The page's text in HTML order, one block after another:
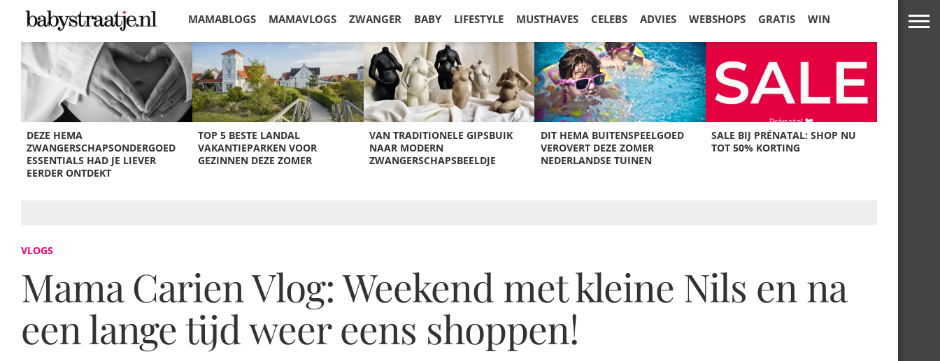
MAMABLOGS MAMAVLOGS ZWANGER BABY LIFESTYLE MUSTHAVES CELEBS ADVIES WEBSHOPS GRATIS WIN
KORTINGEN
DEZE HEMA
ZWANGERSCHAPSONDERGOED
ESSENTIALS HAD JE LIEVER
EERDER ONTDEKT
TOP 5 BESTE LANDAL
VAKANTIEPARKEN VOOR
GEZINNEN DEZE ZOMER
VAN TRADITIONELE GIPSBUIK
NAAR MODERN
ZWANGERSCHAPSBEELDJE
DIT HEMA BUITENSPEELGOED
VEROVERT DEZE ZOMER
NEDERLANDSE TUINEN
SALE BIJ PRÉNATAL: SHOP NU
TOT 50% KORTING
VLOGS
Mama Carien Vlog: Weekend met kleine Nils en na
een lange tijd weer eens shoppen!